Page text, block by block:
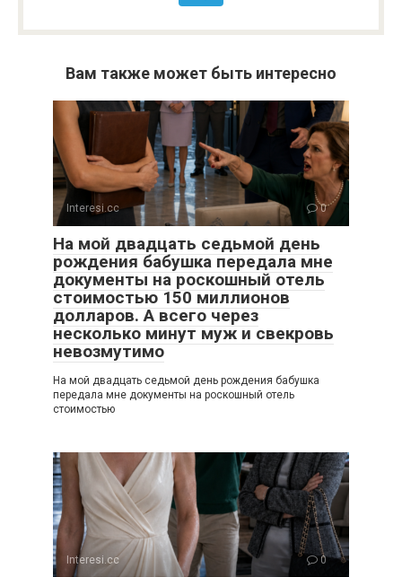
Вам также может быть интересно
Interesi.cc 0
На мой двадцать седьмой день
рождения бабушка передала мне
документы на роскошный отель
стоимостью 150 миллионов
долларов. А всего через
несколько минут муж и свекровь
невозмутимо
На мой двадцать седьмой день рождения бабушка
передала мне документы на роскошный отель
стоимостью
Interesi.cc 0